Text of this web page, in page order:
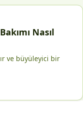
Nasıl
ve büyüleyici bir